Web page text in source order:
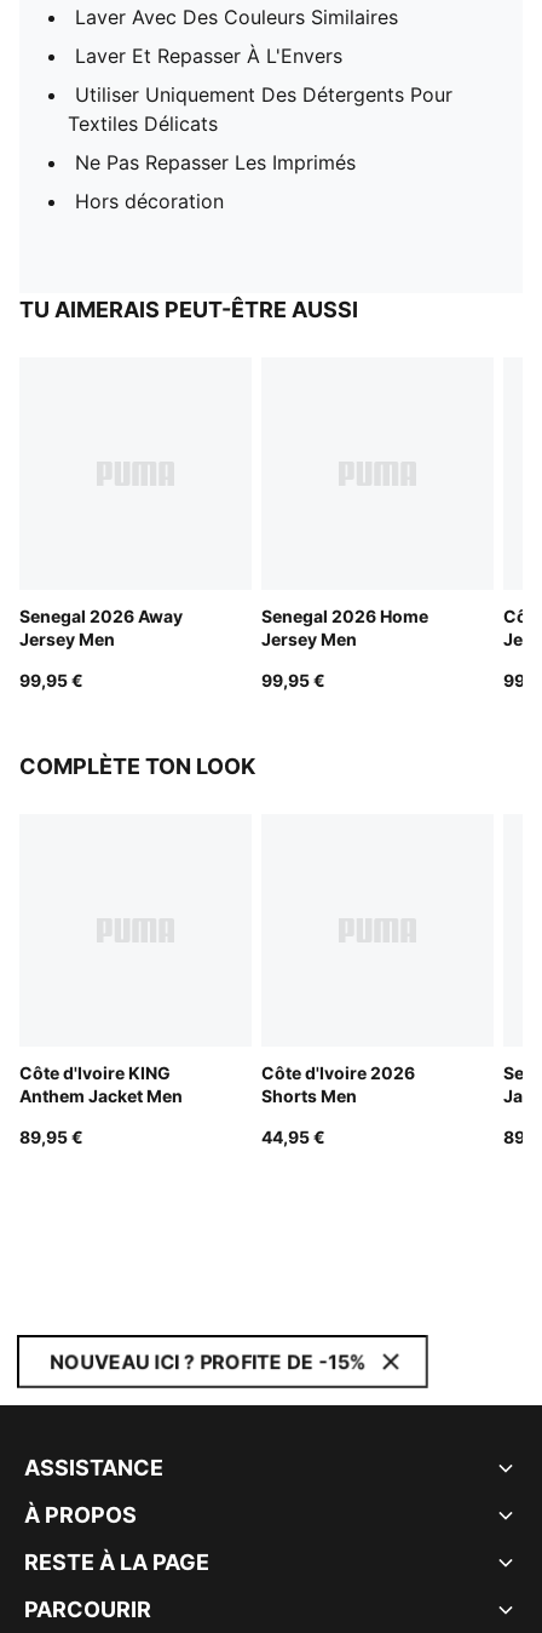
Laver Avec Des Couleurs Similaires
Laver Et Repasser À L'Envers
Utiliser Uniquement Des Détergents Pour
Textiles Délicats
Ne Pas Repasser Les Imprimés
Hors décoration
TU AIMERAIS PEUT-ÊTRE AUSSI
Senegal 2026 Away
Jersey Men
99,95 €
Senegal 2026 Home
Jersey Men
99,95 €
COMPLÈTE TON LOOK
Côte d'Ivoire KING
Anthem Jacket Men
89,95 €
Côte d'Ivoire 2026
Shorts Men
44,95 €
NOUVEAU ICI ? PROFITE DE -15%
ASSISTANCE
À PROPOS
RESTE À LA PAGE
PARCOURIR